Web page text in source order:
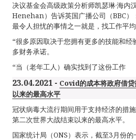
决议基金会高级政策分析师凯瑟琳·海
Henehan）告诉英国广播公司（BBC）
最令人担忧的事情之一就是，找工作平均
“很多原因取决于您拥有更多的技能和经
多财务承诺。
“当（老年工人）确实找到了这份工作
23.04.2021 - Covid的成本将政府借
以来的最高水平
冠状病毒大流行期间用于支持经济的措
第二次世界大战结束以来的最高水平。
国家统计局（ONS）表示，截至3月份